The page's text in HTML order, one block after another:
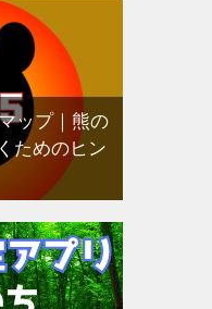
ップ｜熊の
ためのヒン